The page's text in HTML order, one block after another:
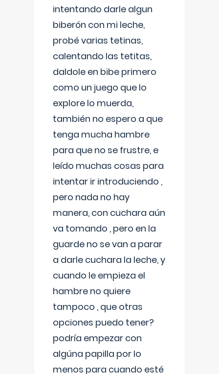
intentando darle algun
biberón con mi leche,
probé varias tetinas,
calentando las tetitas,
daldole en bibe primero
como un juego que lo
explore lo muerda,
también no espero a que
tenga mucha hambre
para que no se frustre, e
leído muchas cosas para
intentar ir introduciendo ,
pero nada no hay
manera, con cuchara aún
va tomando , pero en la
guarde no se van a parar
a darle cuchara la leche, y
cuando le empieza el
hambre no quiere
tampoco , que otras
opciones puedo tener?
podría empezar con
algúna papilla por lo
menos para cuando esté